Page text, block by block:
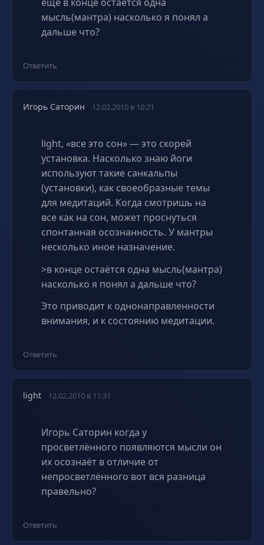
мысль(мантра) насколько я понял а
дальше что?
Ответить
Игорь Саторин 12.02.2010 в 10:21
light, «все это сон» — это скорей
установка. Насколько знаю йоги
используют такие санкальпы
(установки), как своеобразные темы
для медитаций. Когда смотришь на
все как на сон, может проснуться
спонтанная осознанность. У мантры
несколько иное назначение.
>в конце остаётся одна мысль(мантра)
насколько я понял а дальше что?
Это приводит к однонаправленности
внимания, и к состоянию медитации.
Ответить
light 12.02.2010 в 11:31
Игорь Саторин когда у
просветлённого появляются мысли он
их осознаёт в отличие от
непросветлённого вот вся разница
правельно?
Ответить